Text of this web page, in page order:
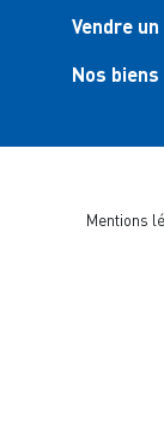
Vendre
Nos
Mentions